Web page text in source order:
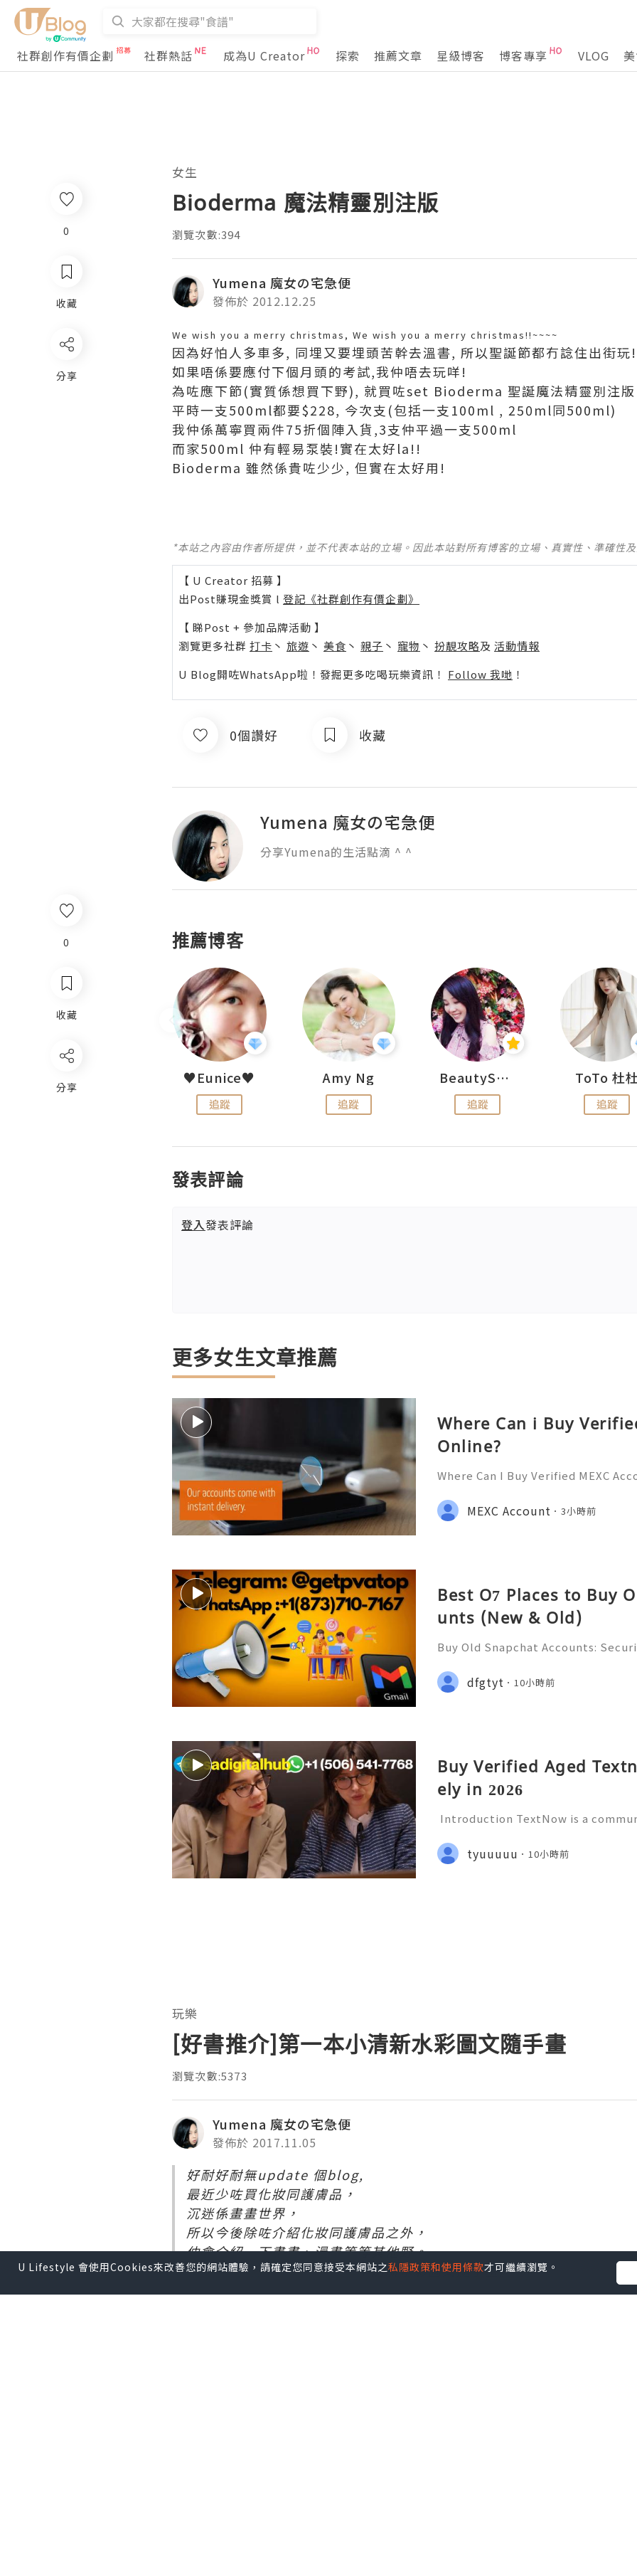
社群創作有價企劃 社群熱話 成為U Creator 探索 推薦文章 星級博客 博客專享 VLOG
0
收藏
分享
女生
Bioderma 魔法精靈別注版
瀏覽次數:394
Yumena 魔女の宅急便
發佈於 2012.12.25
We wish you a merry christmas, We wish you a merry christmas!!~~~~
因為好怕人多車多, 同埋又要埋頭苦幹去溫書, 所以聖誕節都冇諗住出街玩
如果唔係要應付下個月頭的考試,我仲唔去玩咩!
為咗應下節(實質係想買下野), 就買咗set Bioderma 聖誕魔法精靈別注版
平時一支500ml都要$228, 今次支(包括一支100ml , 250ml同500ml)
我仲係萬寧買兩件75折個陣入貨,3支仲平過一支500ml
而家500ml 仲有輕易泵裝!實在太好la!!
Bioderma 雖然係貴咗少少, 但實在太好用!
*本站之內容由作者所提供，並不代表本站的立場。因此本站對所有博客的立場、真實性、準確性
【 U Creator 招募 】
出Post賺現金獎賞 l 登記《社群創作有價企劃》
【 睇Post + 參加品牌活動 】
瀏覽更多社群 打卡 丶 旅遊 丶 美食 丶 親子 丶 寵物 丶 扮靚攻略及 活動情報
U Blog開咗WhatsApp啦！發掘更多吃喝玩樂資訊！ Follow 我哋 ！
0個讚好 收藏
Yumena 魔女の宅急便
分享Yumena的生活點滴 ^ ^
推薦博客
♥Eunice♥
追蹤
Amy Ng
追蹤
BeautySearch
追蹤
ToTo 杜
追蹤
發表評論
登入發表評論
更多女生文章推薦
Where Can i Buy
Online?
Where Can I Buy Verified MEXC
💎 WhatsApp: +1(772)563-8300 🚀
discord: usamarketit ✅ Trusted S
MEXC Account 3小時前
Best O7 Places to Buy
unts (New & Old)
Buy Old Snapchat Accounts:
📞📩 We’re always ready to help
🌐✨ We are available online 24/7 💼
dfgtyt 10小時前
Buy Verified Aged
ely in 2026
Introduction TextNow is a
orted devices and applications. It
who want a convenient w
tyuuuuu 10小時前
0
收藏
分享
玩樂
[好書推介]第一本小清新水彩圖文隨手畫
瀏覽次數:5373
Yumena 魔女の宅急便
發佈於 2017.11.05
好耐好耐無update 個blog,
最近少咗買化妝同護膚品，
沉迷係畫畫世界，
所以今後除咗介紹化妝同護膚品之外，
仲會介紹一下畫畫、漫畫等等其他野。
今次介紹的是這本《第一本小清新水彩圖文隨手畫》，
U Lifestyle 會使用Cookies來改善您的網站體驗，請確定您同意接受本網站之私隱政策和使用條款才可繼續瀏覽。